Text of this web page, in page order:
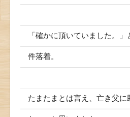
「確かに頂いていました。
件落着。
たまたまとは言え、亡き父に